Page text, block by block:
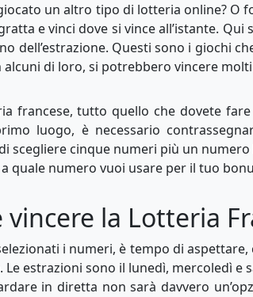
un altro tipo di lotteria online? O
e vinci dove si vince all’istante.
dell’estrazione. Questi sono i giochi
alcuni di loro, si potrebbero vincere
francese, tutto quello che dovete
luogo, è necessario
scegliere cinque numeri più un
quale numero vuoi usare per il tuo
vincere la Lotteria
i numeri, è tempo di
Le estrazioni sono il lunedì, mercoledì
in diretta non sarà davvero